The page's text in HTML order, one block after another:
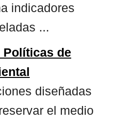
indicadores
...
de
diseñadas
el medio